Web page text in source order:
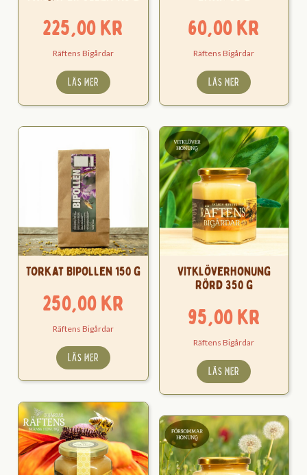
225,00kr
Räftens Bigårdar
LÄS MER
60,00kr
Räftens Bigårdar
LÄS MER
Torkat Bipollen 150 g
250,00kr
Räftens Bigårdar
LÄS MER
Vitklöverhonung
Rörd 350 g
95,00kr
Räftens Bigårdar
LÄS MER